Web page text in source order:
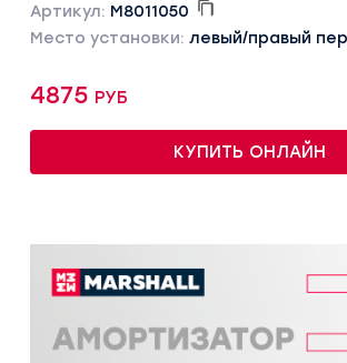
Артикул: M8011050
Место установки: левый/правый
4875 руб
КУПИТЬ ОНЛАЙН